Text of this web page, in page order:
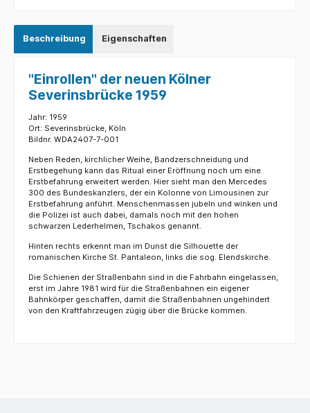
Beschreibung Eigenschaften
"Einrollen" der neuen Kölner
Severinsbrücke 1959
Jahr: 1959
Ort: Severinsbrücke, Köln
Bildnr. WDA2407-7-001
Neben Reden, kirchlicher Weihe, Bandzerschneidung und
Erstbegehung kann das Ritual einer Eröffnung noch um eine
Erstbefahrung erweitert werden. Hier sieht man den Mercedes
300 des Bundeskanzlers, der ein Kolonne von Limousinen zur
Erstbefahrung anführt. Menschenmassen jubeln und winken und
die Polizei ist auch dabei, damals noch mit den hohen
schwarzen Lederhelmen, Tschakos genannt.
Hinten rechts erkennt man im Dunst die Silhouette der
romanischen Kirche St. Pantaleon, links die sog. Elendskirche.
Die Schienen der Straßenbahn sind in die Fahrbahn eingelassen,
erst im Jahre 1981 wird für die Straßenbahnen ein eigener
Bahnkörper geschaffen, damit die Straßenbahnen ungehindert
von den Kraftfahrzeugen zügig über die Brücke kommen.